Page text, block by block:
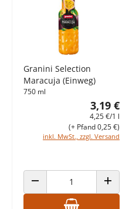
Granini Selection
Maracuja (Einweg)
750 ml
3,19 €
4,25 €/1 l
inkl. MwSt., zzgl. Versand
(+ Pfand 0,25 €)
ANZAHL VERRINGERN